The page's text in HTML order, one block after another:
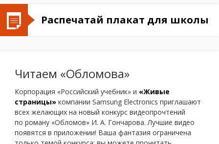
Распечатай плакат для школы
Читаем «Обломова»
Корпорация «Российский учебник» и «Живые
страницы» компании Samsung Electronics приглашают
всех желающих на новый конкурс видеопрочтений
по роману «Обломов» И. А. Гончарова. Лучшие видео
появятся в приложении! Ваша фантазия ограничена